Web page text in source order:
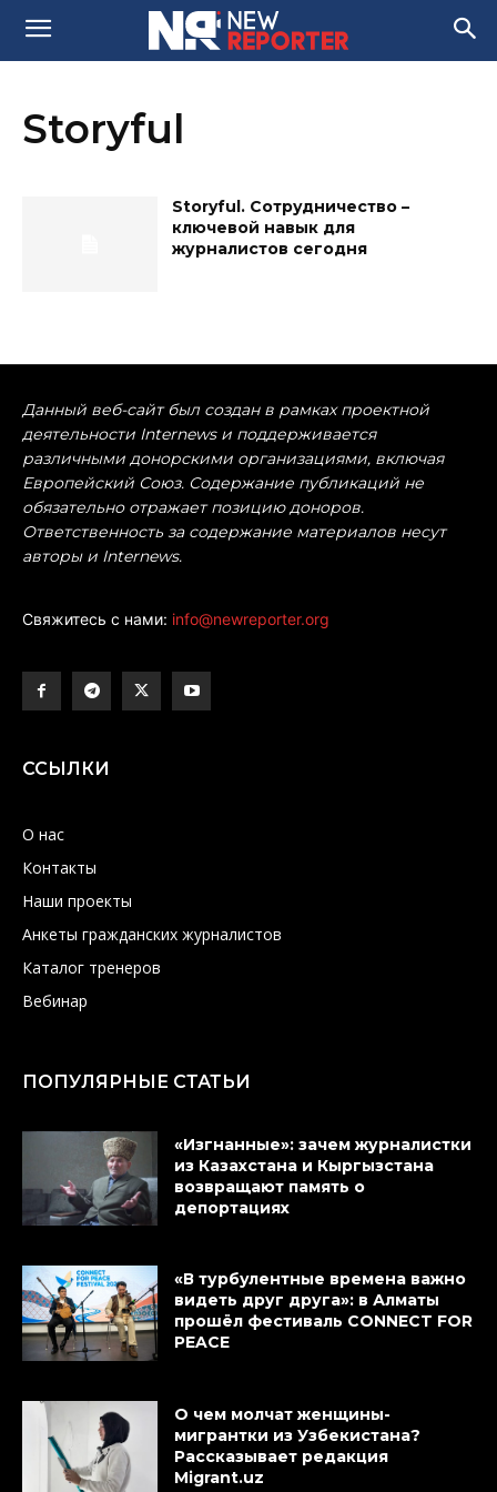
Storyful
Storyful. Сотрудничество –
ключевой навык для
журналистов сегодня
Данный веб-сайт был создан в рамках проектной
деятельности Internews и поддерживается
различными донорскими организациями, включая
Европейский Союз. Содержание публикаций не
обязательно отражает позицию доноров.
Ответственность за содержание материалов несут
авторы и Internews.
Свяжитесь с нами: info@newreporter.org
ССЫЛКИ
О нас
Контакты
Наши проекты
Анкеты гражданских журналистов
Каталог тренеров
Вебинар
ПОПУЛЯРНЫЕ СТАТЬИ
«Изгнанные»: зачем журналистки
из Казахстана и Кыргызстана
возвращают память о
депортациях
«В турбулентные времена важно
видеть друг друга»: в Алматы
прошёл фестиваль CONNECT FOR
PEACE
О чем молчат женщины-
мигрантки из Узбекистана?
Рассказывает редакция
Migrant.uz